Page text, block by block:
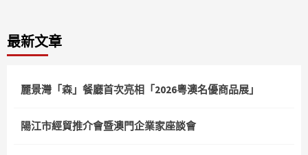
最新文章
麗景灣「森」餐廳首次亮相「2026粵澳名優商品展」
陽江市經貿推介會暨澳門企業家座談會